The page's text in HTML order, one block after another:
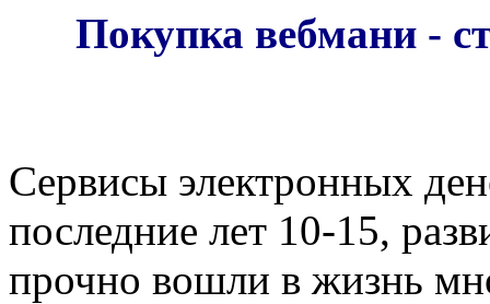
Покупка вебмани -
Сервисы электронных
последние лет 10-15,
прочно вошли в жизнь